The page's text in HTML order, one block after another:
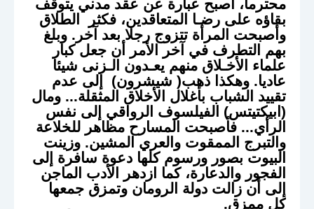
محترما، أصبح عبارة عن عقد مدني يتوقف
بقاؤه على رضـا المتعاقدين، فكثر الطلاق
وأصبحت المرأة تتزوج رجلا بعد آخر. وبلغ
بهم التطرف في آخر الأمر أن جعل كبار
علماء الأخـلاق منهم يعـدون الـزنى شيئا
عاديا. وهكذا ذهب( شيشرون) إلى عدم
تقييد الشباب بأغلال الأخلاق المثقلة... ومال
(ابيكتيتس) الفيلسوف الرواقي إلى نفس
الرأي... فأصبحت المسارح مظاهر للخلاعة
والتبرج الممقوت والعري المشين. وزينت
البيوت بصور ورسوم كلها دعوة سافرة إلى
الفجور والدعارة، كما ازدهر الأدب الماجن
إلى أن زالت دولة الرومان وتمزق جمعها
كل ممزق.